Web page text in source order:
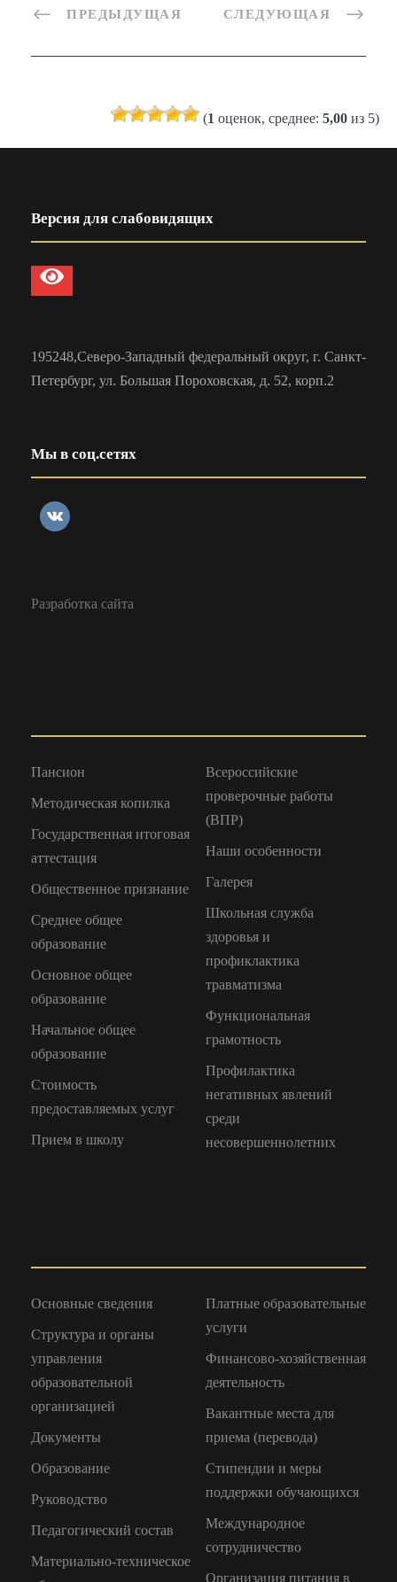
ПРЕДЫДУЩАЯ СЛЕДУЮЩАЯ
(1 оценок, среднее: 5,00 из 5)
Версия для слабовидящих
195248,Северо-Западный федеральный округ, г. Санкт-
Петербург, ул. Большая Пороховская, д. 52, корп.2
Мы в соц.сетях
Разработка сайта
Пансион
Методическая копилка
Государственная итоговая
аттестация
Общественное признание
Среднее общее
образование
Основное общее
образование
Начальное общее
образование
Стоимость
предоставляемых услуг
Прием в школу
Всероссийские
проверочные работы
(ВПР)
Наши особенности
Галерея
Школьная служба
здоровья и
профиклактика
травматизма
Функциональная
грамотность
Профилактика
негативных явлений
среди
несовершеннолетних
Основные сведения
Структура и органы
управления
образовательной
организацией
Документы
Образование
Руководство
Педагогический состав
Материально-техническое
Платные образовательные
услуги
Финансово-хозяйственная
деятельность
Вакантные места для
приема (перевода)
Стипендии и меры
поддержки обучающихся
Международное
сотрудничество
Организация питания в